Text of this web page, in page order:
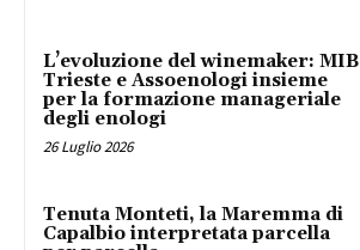
L’evoluzione del winemaker: MIB
Trieste e Assoenologi insieme
per la formazione manageriale
degli enologi
26 Luglio 2026
Tenuta Monteti, la Maremma di
Capalbio interpretata parcella